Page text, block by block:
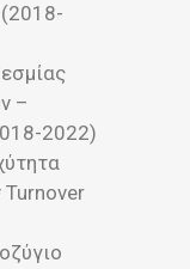
–
2022)